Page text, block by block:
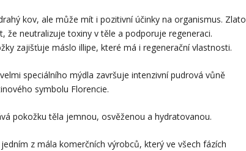
kov, ale může mít i pozitivní účinky na organismus. Zlato
že neutralizuje toxiny v těle a podporuje regeneraci.
zajišťuje máslo illipe, které má i regenerační vlastnosti.
speciálního mýdla završuje intenzivní pudrová vůně
symbolu Florencie.
pokožku těla jemnou, osvěženou a hydratovanou.
z mála komerčních výrobců, který ve všech fázích